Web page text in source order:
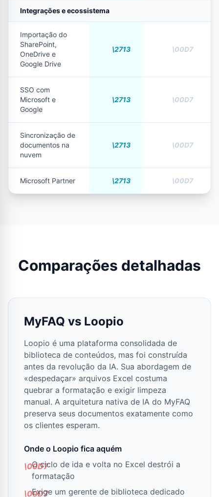
Integrações e ecossistema
Importação do
SharePoint,
OneDrive e
Google Drive
SSO com
Microsoft e
Google
Sincronização de
documentos na
nuvem
Microsoft Partner
Comparações detalhadas
MyFAQ vs Loopio
Loopio é uma plataforma consolidada de
biblioteca de conteúdos, mas foi construída
antes da revolução da IA. Sua abordagem de
«despedaçar» arquivos Excel costuma
quebrar a formatação e exigir limpeza
manual. A arquitetura nativa de IA do MyFAQ
preserva seus documentos exatamente como
os clientes esperam.
Onde o Loopio fica aquém
O ciclo de ida e volta no Excel destrói a
formatação
Exige um gerente de biblioteca dedicado